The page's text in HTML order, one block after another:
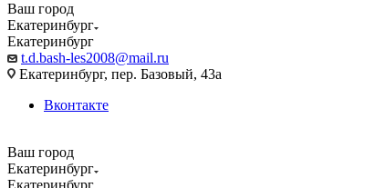
Ваш город
Екатеринбург
Екатеринбург
t.d.bash-les2008@mail.ru
Екатеринбург, пер. Базовый, 43а
Вконтакте
Ваш город
Екатеринбург
Екатеринбург